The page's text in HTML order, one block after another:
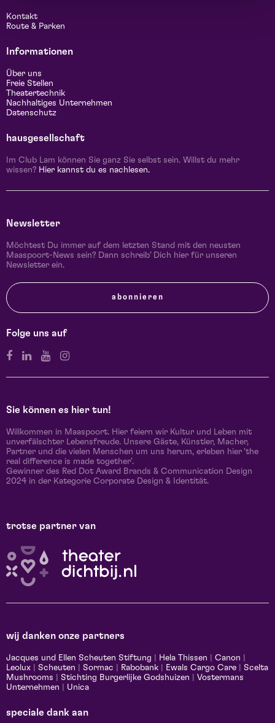
Kontakt
Route & Parken
Informationen
Über uns
Freie Stellen
Theatertechnik
Nachhaltiges Unternehmen
Datenschutz
hausgesellschaft
Im Club Lam können Sie ganz Sie selbst sein. Willst du mehr
wissen? Hier kannst du es nachlesen.
Newsletter
Möchtest Du immer auf dem letzten Stand mit den neusten
Maaspoort-News sein? Dann schreib' Dich hier für unseren
Newsletter ein.
abonnieren
Folge uns auf
Sie können es hier tun!
Willkommen in Maaspoort. Hier feiern wir Kultur und Leben mit
unverfälschter Lebensfreude. Unsere Gäste, Künstler, Macher,
Partner und die vielen Menschen um uns herum, erleben hier 'the
real difference is made together'.
Gewinner des Red Dot Award Brands & Communication Design
2024 in der Kategorie Corporate Design & Identität.
trotse partner van
wij danken onze partners
Jacques und Ellen Scheuten Stiftung Hela Thissen Canon
Leolux
Scheuten Sormac Rabobank Ewals Cargo Care
Scelta
Mushrooms
Stichting Burgerlijke Godshuizen
Vostermans
Unternehmen
Unica
speciale dank aan